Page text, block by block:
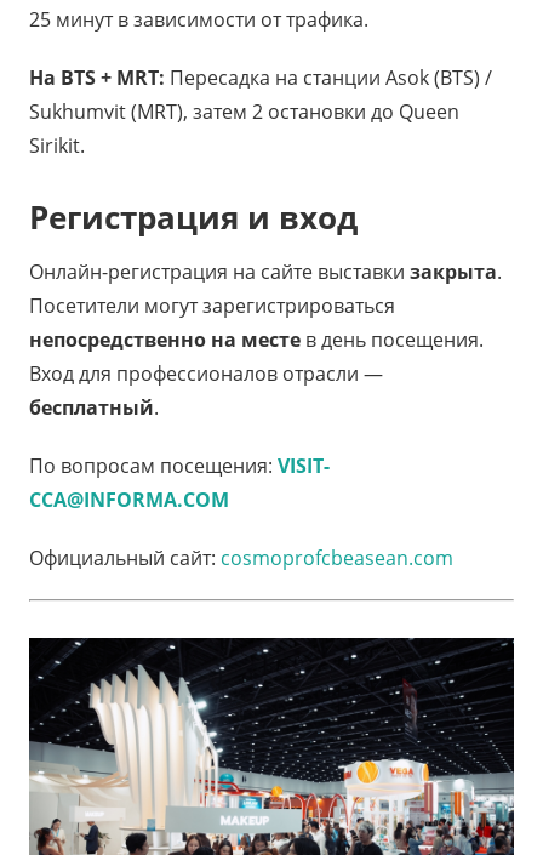
25 минут в зависимости от трафика.
На BTS + MRT: Пересадка на станции Asok (BTS) /
Sukhumvit (MRT), затем 2 остановки до Queen
Sirikit.
Регистрация и вход
Онлайн-регистрация на сайте выставки закрыта.
Посетители могут зарегистрироваться
непосредственно на месте в день посещения.
Вход для профессионалов отрасли —
бесплатный.
По вопросам посещения: VISIT-
CCA@INFORMA.COM
Официальный сайт: cosmoprofcbeasean.com